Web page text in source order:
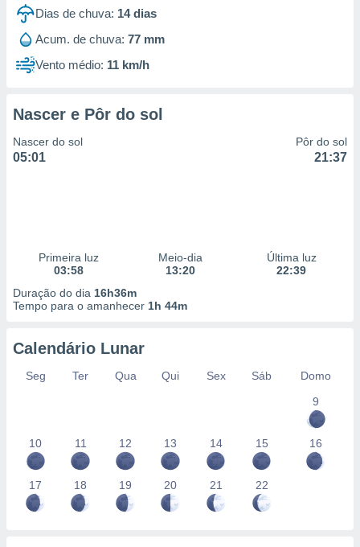
Dias de chuva: 14dias
Acum. de chuva: 77 mm
Vento médio: 11 km/h
Nascer e Pôr do sol
Nascer do sol
05:01
Pôr do sol
21:37
Primeira luz
03:58
Meio-dia
13:20
Última luz
22:39
Duração do dia 16h36m
Tempo para o amanhecer 1h 44m
Calendário Lunar
Seg Ter Qua Qui Sex Sáb
Domo
9
10 11 12 13 14 15 16
17 18 19 20 21 22